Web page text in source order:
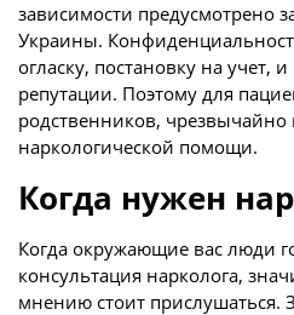
зависимости предусмотрено
Украины.
огласку, постановку на учет,
репутации. Поэтому для
родственников,
наркологической помощи.
Когда нужен
Когда окружающие вас люди
консультация нарколога,
мнению стоит прислушаться.